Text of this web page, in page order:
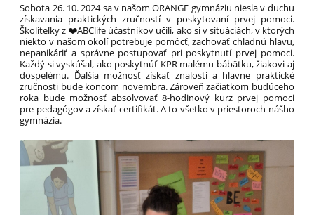
Sobota 26. 10. 2024 sa v našom ORANGE gymnáziu niesla v duchu
získavania praktických zručností v poskytovaní prvej pomoci.
Školiteľky z ❤️ABClife účastníkov učili, ako si v situáciách, v ktorých
niekto v našom okolí potrebuje pomôcť, zachovať chladnú hlavu,
nepanikáriť a správne postupovať pri poskytnutí prvej pomoci.
Každý si vyskúšal, ako poskytnúť KPR malému bábätku, žiakovi aj
dospelému. Ďalšia možnosť získať znalosti a hlavne praktické
zručnosti bude koncom novembra. Zároveň začiatkom budúceho
roka bude možnosť absolvovať 8-hodinový kurz prvej pomoci
pre pedagógov a získať certifikát. A to všetko v priestoroch nášho
gymnázia.